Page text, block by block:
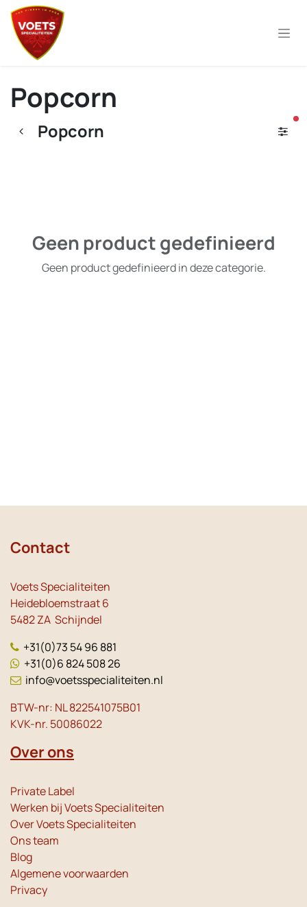
Overslaan naar inhoud
Popcorn
Popcorn
Geen product gedefinieerd
Geen product gedefinieerd in deze categorie.
Contact
Voets Specialiteiten
Heidebloemstraat 6
5482 ZA Schijndel
+31(0)73 54 96 881
+31(0)6 824 508 26
info@voetsspecialiteiten.nl
BTW-nr: NL 822541075B01
KVK-nr. 50086022
Over ons
Private Label
Werken bij Voets Specialiteiten
Over Voets Specialiteiten
Ons team
Blog
Algemene voorwaarden
Privacy